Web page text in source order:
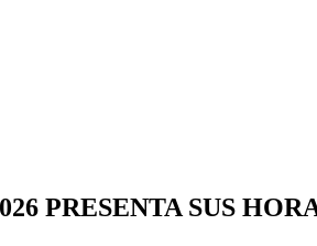
PRESENTA SUS